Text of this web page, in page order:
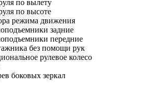
по вылету
по высоте
режима движения
задние
передние
без помощи рук
рулевое колесо
боковых зеркал